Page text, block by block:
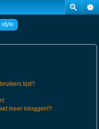
style
lijst?
meer inloggen!?